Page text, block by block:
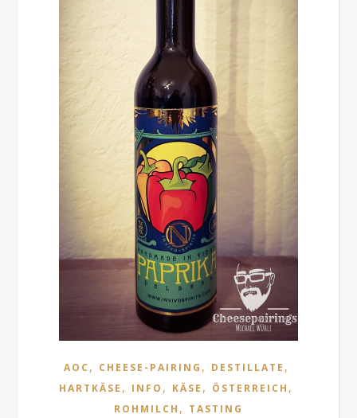
AOC , CHEESE-PAIRING , DESTILLATE ,
HARTKÄSE , INFO , KÄSE , ÖSTERREICH ,
ROHMILCH , TASTING